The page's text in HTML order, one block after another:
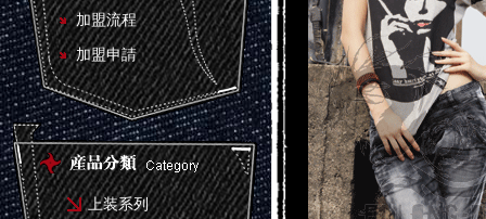
加盟流程
加盟申請
上装系列